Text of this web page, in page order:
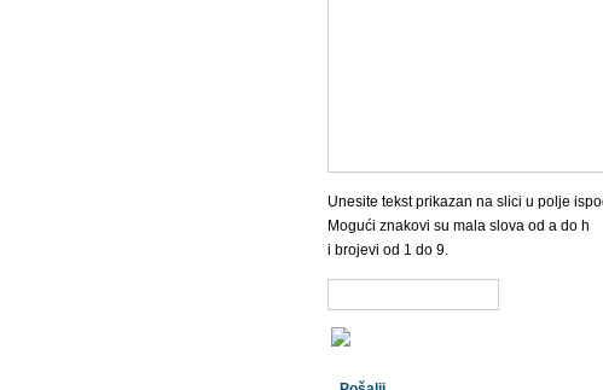
Unesite tekst prikazan na slici u polje
Mogući znakovi su mala slova od a do h
i brojevi od 1 do 9.